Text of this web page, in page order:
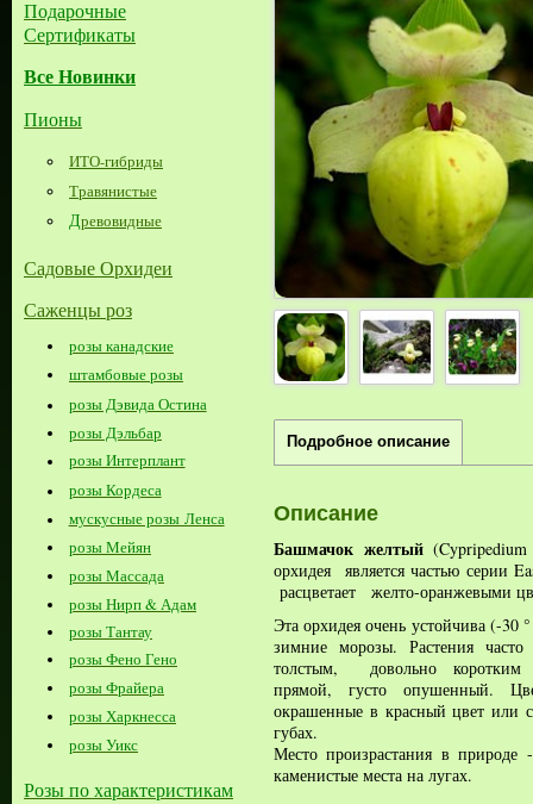
Подарочные
Сертификаты
Все Новинки
Пионы
ИТО-гибриды
Травянистые
Древовидные
Садовые Орхидеи
Саженцы роз
розы канадские
штамбовые розы
розы Дэвида Остина
розы Дэльбар
розы Интерплант
розы Кордеса
мускусные розы Ленса
розы Мейян
розы Массада
розы Нирп & Адам
розы Тантау
розы Фено Гено
розы Фрайера
розы Харкнесса
розы Уикс
Розы по характеристикам
Подробное описание
Описание
Башмачок желтый(Cypripedium
орхидея является частью серии
расцветает желто-оранжевыми
Эта орхидея очень устойчива (-
зимние морозы. Растения
толстым, довольно коротким
прямой, густо опушенный.
окрашенные в красный цвет или
губах.
Место произрастания в природе
каменистые места на лугах.